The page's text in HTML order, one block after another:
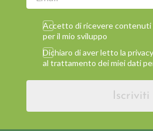
Accetto di ricevere contenuti
per il mio sviluppo
Dichiaro di aver letto la
al trattamento dei miei dati
Iscriviti